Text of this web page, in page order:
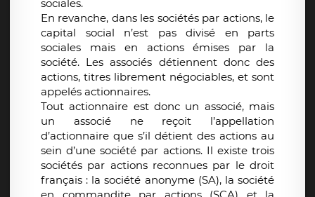
sociales.
En revanche, dans les sociétés par actions, le
capital social n’est pas divisé en parts
sociales mais en actions émises par la
société. Les associés détiennent donc des
actions, titres librement négociables, et sont
appelés actionnaires.
Tout actionnaire est donc un associé, mais
un associé ne reçoit l’appellation
d’actionnaire que s’il détient des actions au
sein d’une société par actions. Il existe trois
sociétés par actions reconnues par le droit
français : la société anonyme (SA), la société